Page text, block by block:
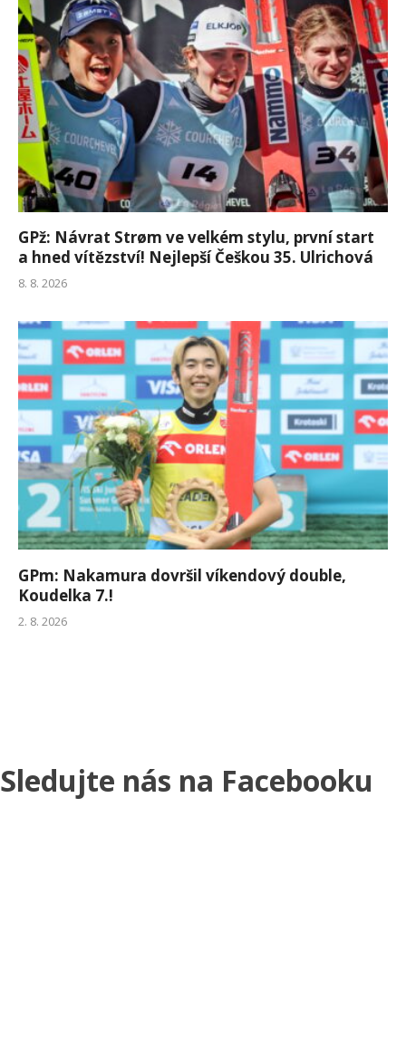
GPž: Návrat Strøm ve velkém stylu, první start
a hned vítězství! Nejlepší Češkou 35. Ulrichová
8. 8. 2026
GPm: Nakamura dovršil víkendový double,
Koudelka 7.!
2. 8. 2026
Sledujte nás na Facebooku